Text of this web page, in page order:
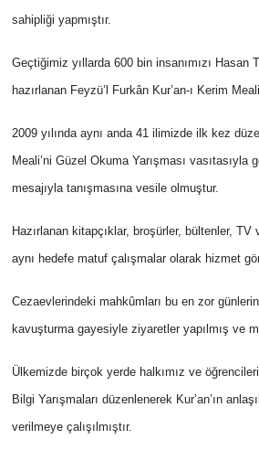
sahipliği yapmıştır.
Geçtiğimiz yıllarda 600 bin insanımızı Hasan
hazırlanan Feyzü’l Furkân Kur’an-ı Kerim Meali
2009 yılında aynı anda 41 ilimizde ilk kez
Meali’ni Güzel Okuma Yarışması vasıtasıyla
mesajıyla tanışmasına vesile olmuştur.
Hazırlanan kitapçıklar, broşürler, bültenler, TV
aynı hedefe matuf çalışmalar olarak hizmet
Cezaevlerindeki mahkûmları bu en zor
kavuşturma gayesiyle ziyaretler yapılmış ve
Ülkemizde birçok yerde halkımız ve
Bilgi Yarışmaları düzenlenerek Kur’an’ın
verilmeye çalışılmıştır.